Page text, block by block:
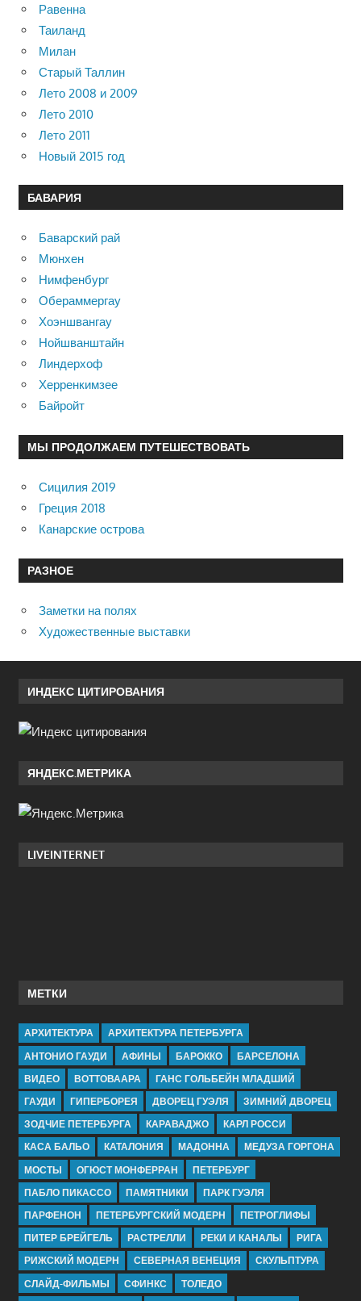
Равенна
Таиланд
Милан
Старый Таллин
Лето 2008 и 2009
Лето 2010
Лето 2011
Новый 2015 год
БАВАРИЯ
Баварский рай
Мюнхен
Нимфенбург
Обераммергау
Хоэншвангау
Нойшванштайн
Линдерхоф
Херренкимзее
Байройт
МЫ ПРОДОЛЖАЕМ ПУТЕШЕСТВОВАТЬ
Сицилия 2019
Греция 2018
Канарские острова
РАЗНОЕ
Заметки на полях
Художественные выставки
ИНДЕКС ЦИТИРОВАНИЯ
ЯНДЕКС.МЕТРИКА
LIVEINTERNET
МЕТКИ
АРХИТЕКТУРА
АРХИТЕКТУРА ПЕТЕРБУРГА
АНТОНИО ГАУДИ
АФИНЫ БАРОККО
БАРСЕЛОНА
ВИДЕО
ВОТТОВААРА
ГАНС ГОЛЬБЕЙН МЛАДШИЙ
ГАУДИ
ГИПЕРБОРЕЯ ДВОРЕЦ ГУЭЛЯ
ЗИМНИЙ ДВОРЕЦ
ЗОДЧИЕ ПЕТЕРБУРГА
КАРАВАДЖО
КАРЛ РОССИ
КАСА БАЛЬО
КАТАЛОНИЯ МАДОННА
МЕДУЗА ГОРГОНА
МОСТЫ
ОГЮСТ МОНФЕРРАН
ПЕТЕРБУРГ
ПАБЛО ПИКАССО
ПАМЯТНИКИ
ПАРК ГУЭЛЯ
ПАРФЕНОН
ПЕТЕРБУРГСКИЙ МОДЕРН
ПЕТРОГЛИФЫ
ПИТЕР БРЕЙГЕЛЬ
РАСТРЕЛЛИ РЕКИ И КАНАЛЫ
РИГА
РИЖСКИЙ МОДЕРН
СЕВЕРНАЯ ВЕНЕЦИЯ
СКУЛЬПТУРА
СЛАЙД-ФИЛЬМЫ
СФИНКС
ТОЛЕДО